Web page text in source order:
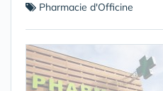
Pharmacie d'Officine